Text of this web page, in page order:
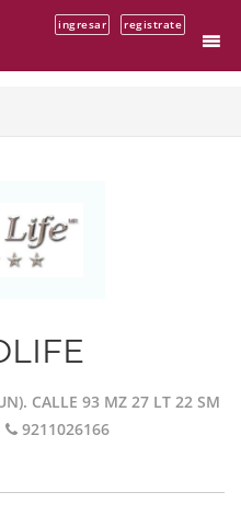
ingresar registrate
CALLE 93 MZ 27 LT 22 SM
9211026166